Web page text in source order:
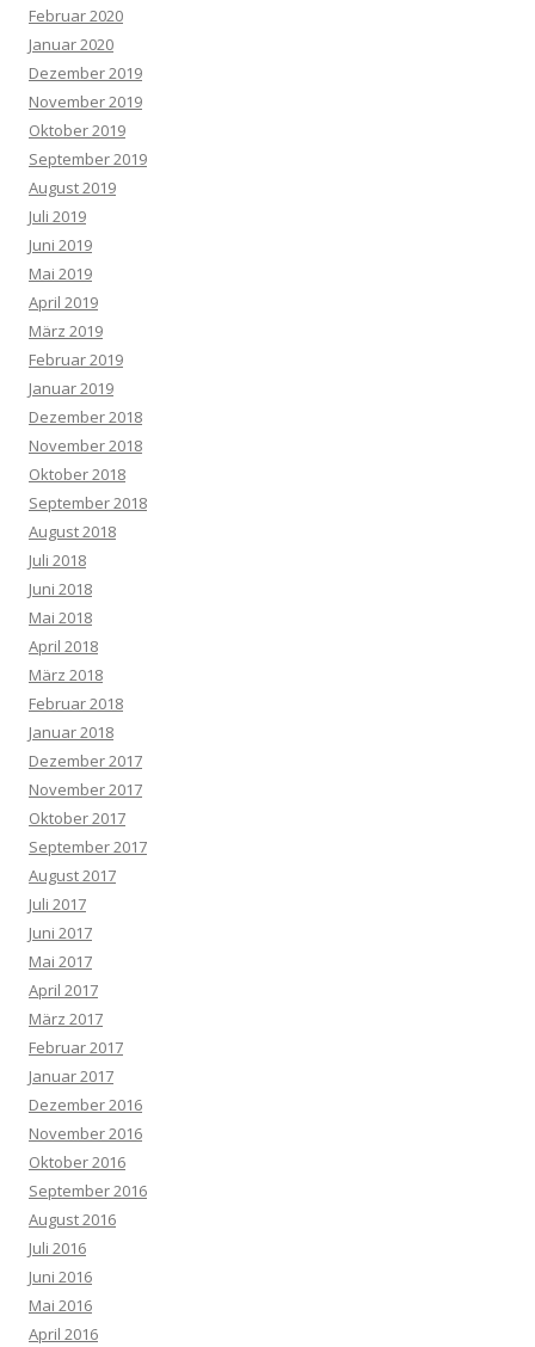
Februar 2020
Januar 2020
Dezember 2019
November 2019
Oktober 2019
September 2019
August 2019
Juli 2019
Juni 2019
Mai 2019
April 2019
März 2019
Februar 2019
Januar 2019
Dezember 2018
November 2018
Oktober 2018
September 2018
August 2018
Juli 2018
Juni 2018
Mai 2018
April 2018
März 2018
Februar 2018
Januar 2018
Dezember 2017
November 2017
Oktober 2017
September 2017
August 2017
Juli 2017
Juni 2017
Mai 2017
April 2017
März 2017
Februar 2017
Januar 2017
Dezember 2016
November 2016
Oktober 2016
September 2016
August 2016
Juli 2016
Juni 2016
Mai 2016
April 2016